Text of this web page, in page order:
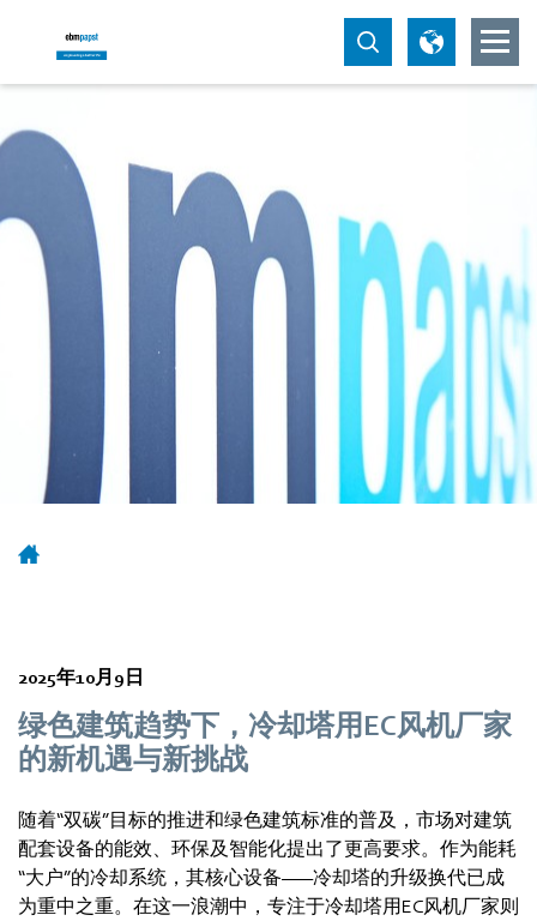
2025年10月9日
绿色建筑趋势下，冷却塔用EC风机厂家
的新机遇与新挑战
随着“双碳”目标的推进和绿色建筑标准的普及，市场对建筑
配套设备的能效、环保及智能化提出了更高要求。作为能耗
“大户”的冷却系统，其核心设备——冷却塔的升级换代已成
为重中之重。在这一浪潮中，专注于冷却塔用EC风机厂家则